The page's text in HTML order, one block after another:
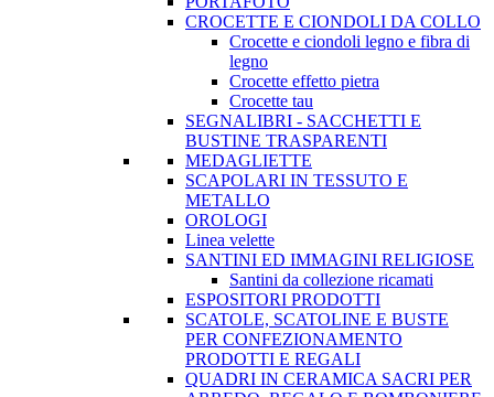
CROCETTE E CIONDOLI DA COLLO
Crocette e ciondoli legno e fibra di
legno
Crocette effetto pietra
Crocette tau
SEGNALIBRI - SACCHETTI E
BUSTINE TRASPARENTI
MEDAGLIETTE
SCAPOLARI IN TESSUTO E
METALLO
OROLOGI
Linea velette
SANTINI ED IMMAGINI RELIGIOSE
Santini da collezione ricamati
ESPOSITORI PRODOTTI
SCATOLE, SCATOLINE E BUSTE
PER CONFEZIONAMENTO
PRODOTTI E REGALI
QUADRI IN CERAMICA SACRI PER